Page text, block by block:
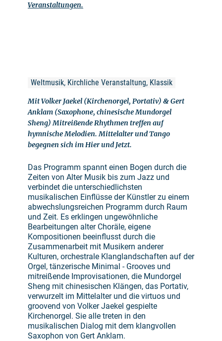
Veranstaltungen.
Weltmusik, Kirchliche Veranstaltung, Klassik
Mit Volker Jaekel (Kirchenorgel, Portativ) & Gert
Anklam (Saxophone, chinesische Mundorgel
Sheng) Mitreißende Rhythmen treffen auf
hymnische Melodien. Mittelalter und Tango
begegnen sich im Hier und Jetzt.
Das Programm spannt einen Bogen durch die
Zeiten von Alter Musik bis zum Jazz und
verbindet die unterschiedlichsten
musikalischen Einflüsse der Künstler zu einem
abwechslungsreichen Programm durch Raum
und Zeit. Es erklingen ungewöhnliche
Bearbeitungen alter Choräle, eigene
Kompositionen beeinflusst durch die
Zusammenarbeit mit Musikern anderer
Kulturen, orchestrale Klanglandschaften auf der
Orgel, tänzerische Minimal - Grooves und
mitreißende Improvisationen, die Mundorgel
Sheng mit chinesischen Klängen, das Portativ,
verwurzelt im Mittelalter und die virtuos und
groovend von Volker Jaekel gespielte
Kirchenorgel. Sie alle treten in den
musikalischen Dialog mit dem klangvollen
Saxophon von Gert Anklam.